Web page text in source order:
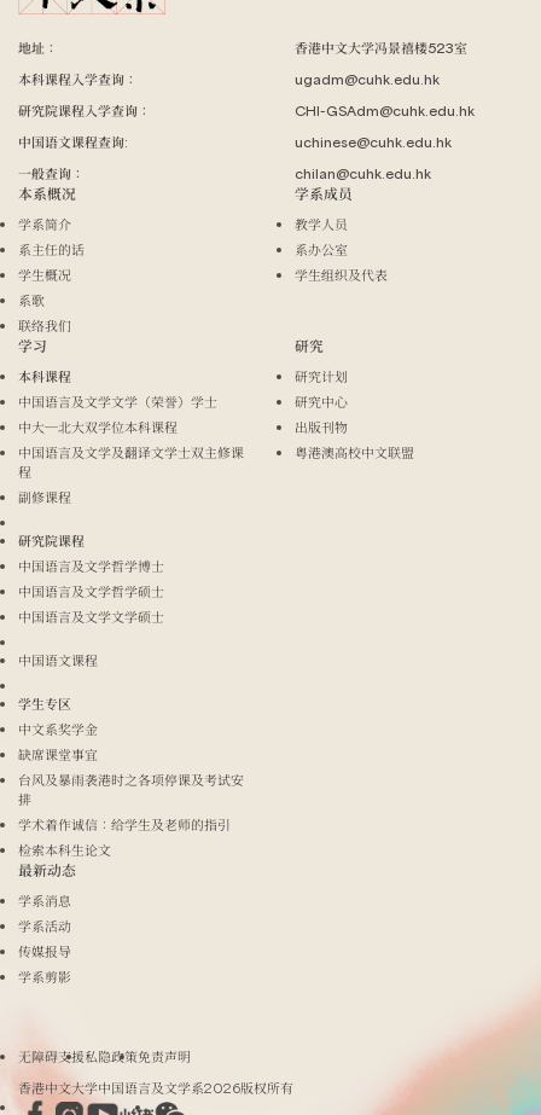
地址：
香港中文大学冯景禧楼523室
本科课程入学查询：
ugadm@cuhk.edu.hk
研究院课程入学查询：
CHI-GSAdm@cuhk.edu.hk
中国语文课程查询:
uchinese@cuhk.edu.hk
一般查询：
chilan@cuhk.edu.hk
本系概况
学系简介
系主任的话
学生概况
系歌
联络我们
学系成员
教学人员
系办公室
学生组织及代表
学习
本科课程
中国语言及文学文学（荣誉）学士
中大─北大双学位本科课程
中国语言及文学及翻译文学士双主修课
程
副修课程
研究院课程
中国语言及文学哲学博士
中国语言及文学哲学硕士
中国语言及文学文学硕士
中国语文课程
学生专区
中文系奖学金
缺席课堂事宜
台风及暴雨袭港时之各项停课及考试安
排
学术着作诚信：给学生及老师的指引
检索本科生论文
研究
研究计划
研究中心
出版刊物
粤港澳高校中文联盟
最新动态
学系消息
学系活动
传媒报导
学系剪影
无障碍支援私隐政策免责声明
香港中文大学中国语言及文学系2026版权所有